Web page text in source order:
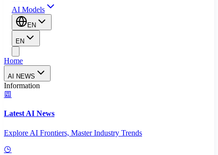
AI Models
EN
EN
Home
AI NEWS
Information
Latest AI News
Explore AI Frontiers, Master Industry Trends